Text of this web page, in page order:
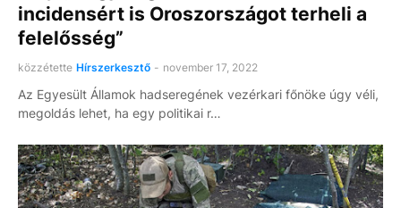
incidensért is Oroszországot terheli a
felelősség”
közzétette Hírszerkesztő - november 17, 2022
Az Egyesült Államok hadseregének vezérkari főnöke úgy véli,
megoldás lehet, ha egy politikai r…